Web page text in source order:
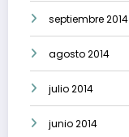
septiembre 2014
agosto 2014
julio 2014
junio 2014